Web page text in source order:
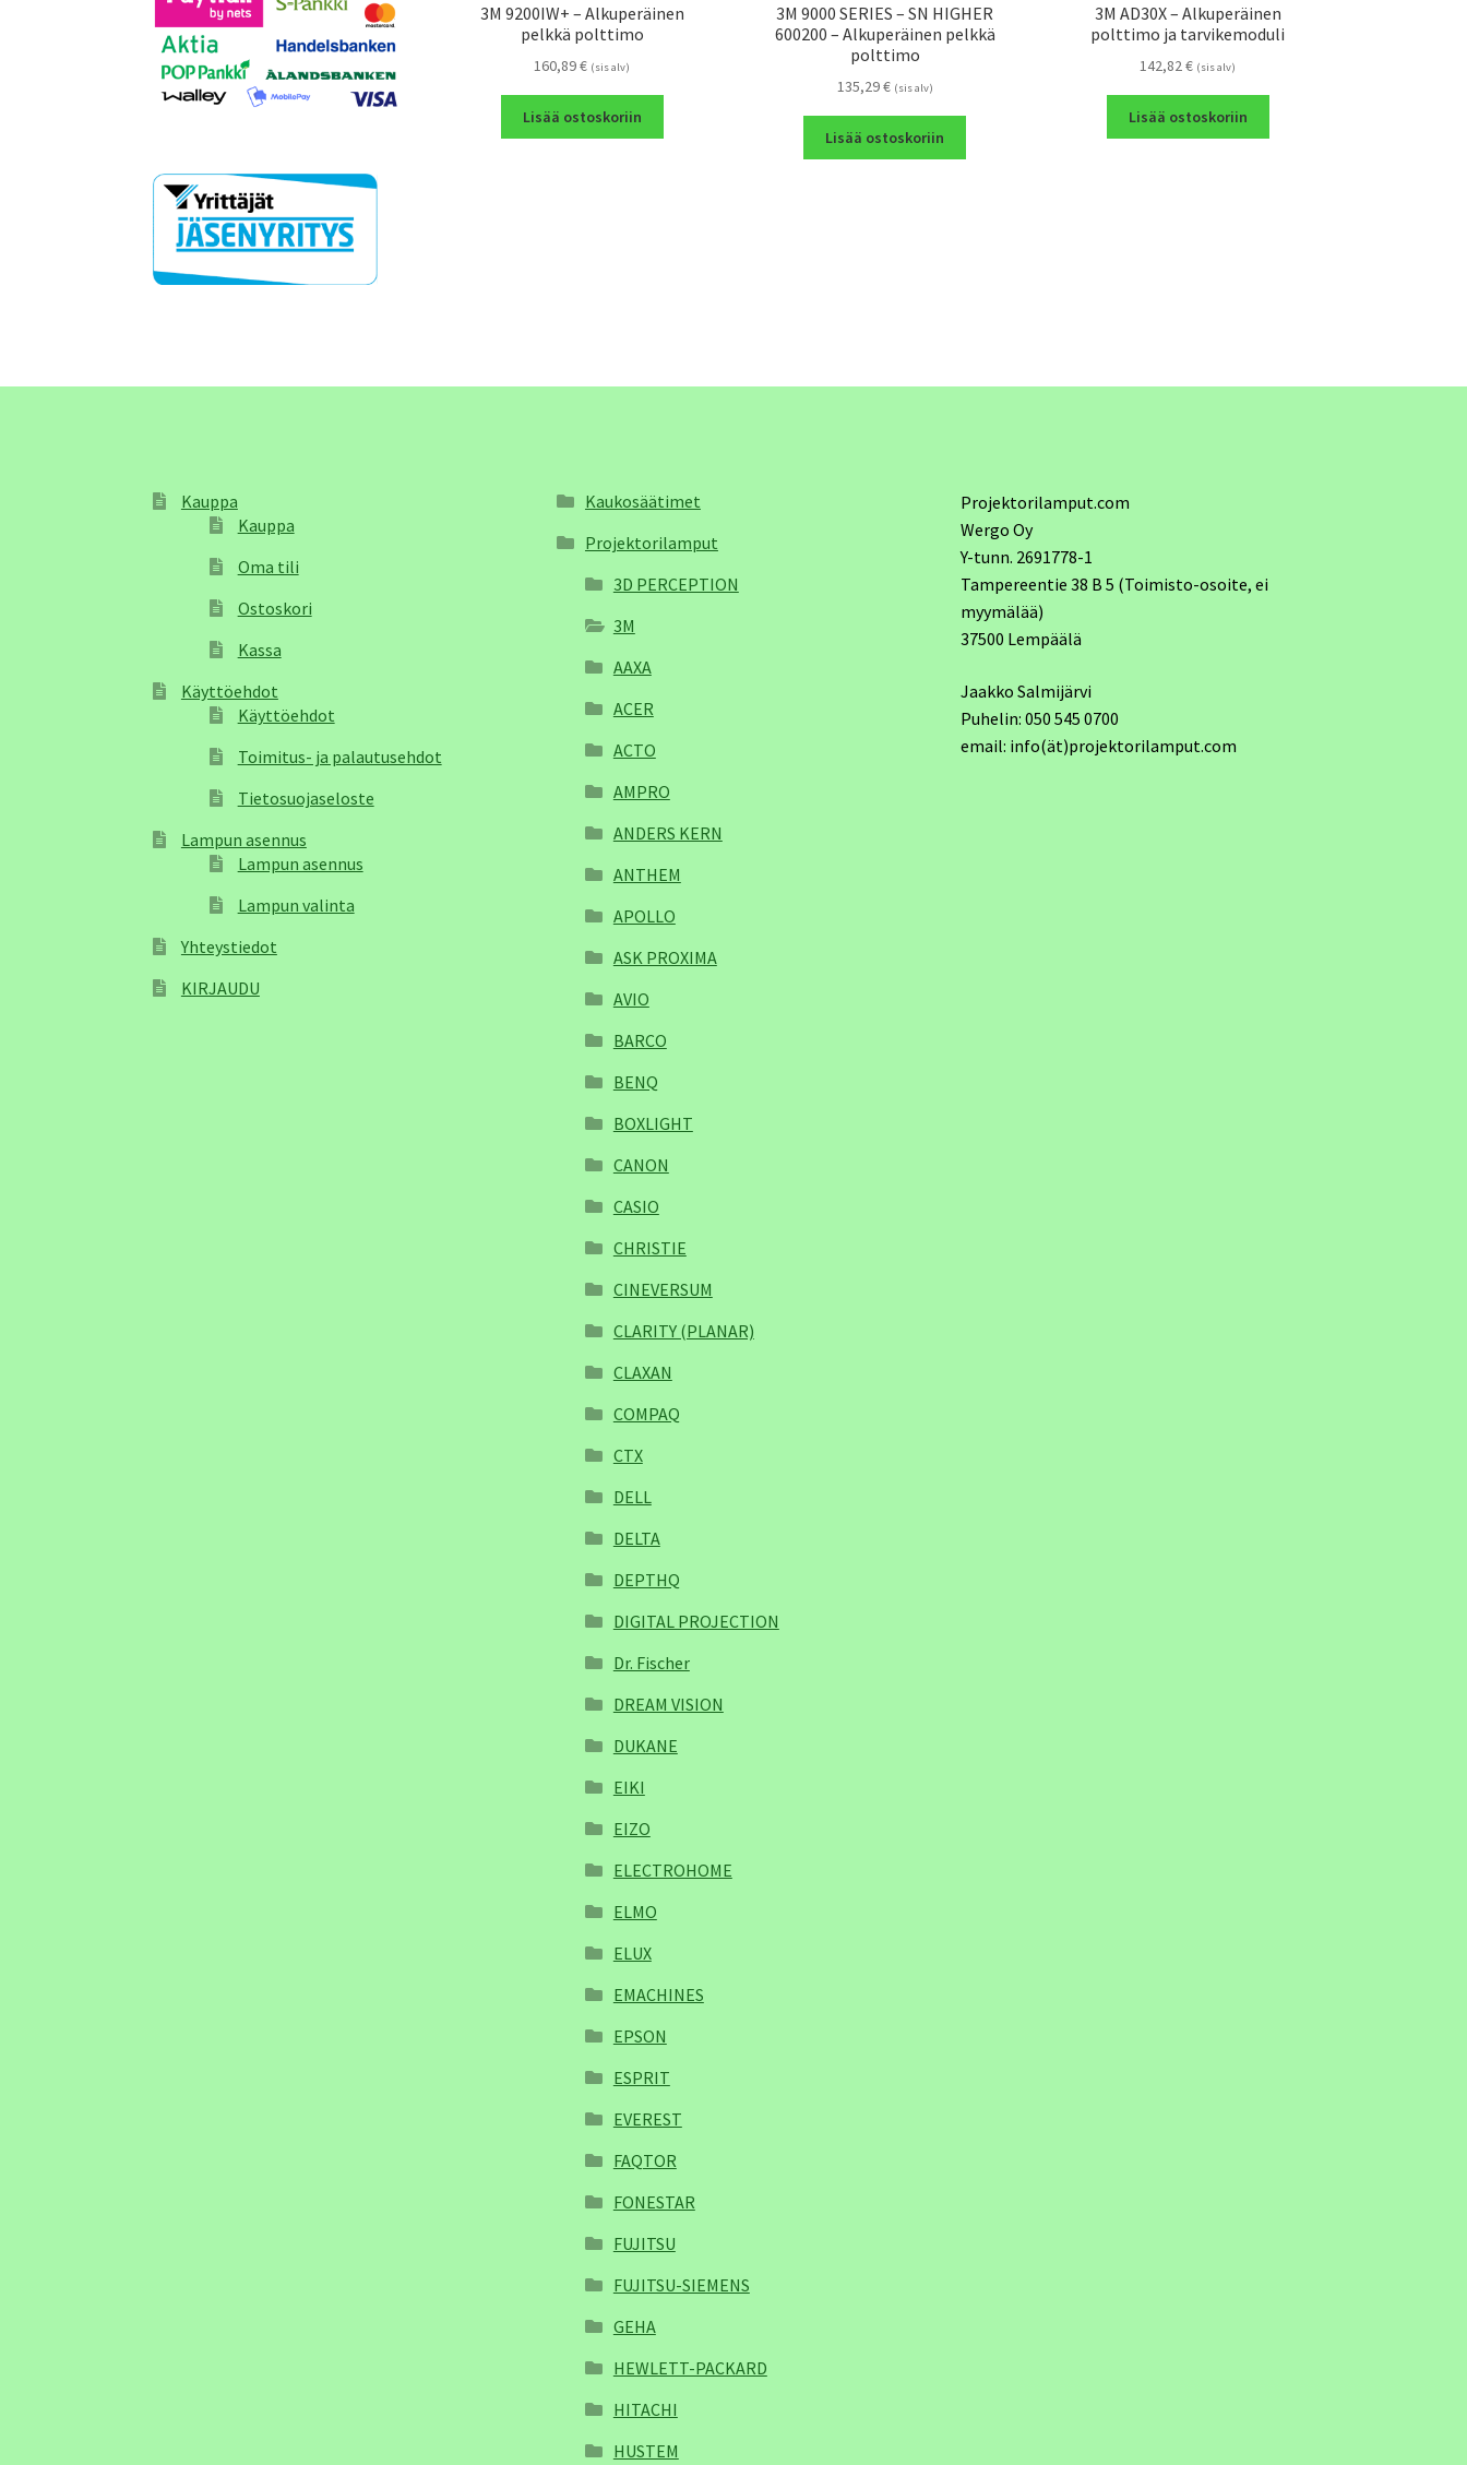
3M 9200IW+ – Alkuperäinen
pelkkä polttimo
160,89€ (sis alv)
Lisää ostoskoriin
3M 9000 SERIES – SN HIGHER
600200 – Alkuperäinen pelkkä
polttimo
135,29€ (sis alv)
Lisää ostoskoriin
3M AD30X – Alkuperäinen
polttimo ja tarvikemoduli
142,82€ (sis alv)
Lisää ostoskoriin
Kauppa
Kauppa
Oma tili
Ostoskori
Kassa
Käyttöehdot
Käyttöehdot
Toimitus- ja palautusehdot
Tietosuojaseloste
Lampun asennus
Lampun asennus
Lampun valinta
Yhteystiedot
KIRJAUDU
Kaukosäätimet
Projektorilamput
3D PERCEPTION
3M
AAXA
ACER
ACTO
AMPRO
ANDERS KERN
ANTHEM
APOLLO
ASK PROXIMA
AVIO
BARCO
BENQ
BOXLIGHT
CANON
CASIO
CHRISTIE
CINEVERSUM
CLARITY (PLANAR)
CLAXAN
COMPAQ
CTX
DELL
DELTA
DEPTHQ
DIGITAL PROJECTION
Dr. Fischer
DREAM VISION
DUKANE
EIKI
EIZO
ELECTROHOME
ELMO
ELUX
EMACHINES
EPSON
ESPRIT
EVEREST
FAQTOR
FONESTAR
FUJITSU
FUJITSU-SIEMENS
GEHA
HEWLETT-PACKARD
HITACHI
HUSTEM
Projektorilamput.com
Wergo Oy
Y-tunn. 2691778-1
Tampereentie 38 B 5 (Toimisto-osoite, ei
myymälää)
37500 Lempäälä
Jaakko Salmijärvi
Puhelin: 050 545 0700
email: info(ät)projektorilamput.com